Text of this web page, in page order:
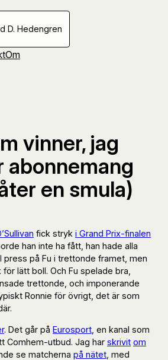
D. Hedengren
Om
vinner, jag
abonnemang
en smula)
fick stryk i Grand Prix-finalen
han inte ha fått, han hade alla
press på Fu i trettonde framet, men
lätt boll. Och Fu spelade bra,
trettonde, och imponerande
Ronnie för övrigt, det är som
. Det går på Eurosport , en kanal som
Comhem-utbud. Jag har skrivit om
se matcherna på nätet , med